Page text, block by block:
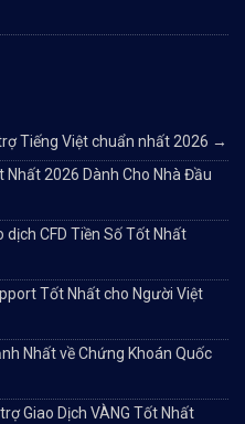
Tiếng Việt chuẩn nhất 2026 →
2026 Dành Cho Nhà Đầu
CFD Tiền Số Tốt Nhất
Tốt Nhất cho Người Việt
Nhất về Chứng Khoán Quốc
Giao Dịch VÀNG Tốt Nhất